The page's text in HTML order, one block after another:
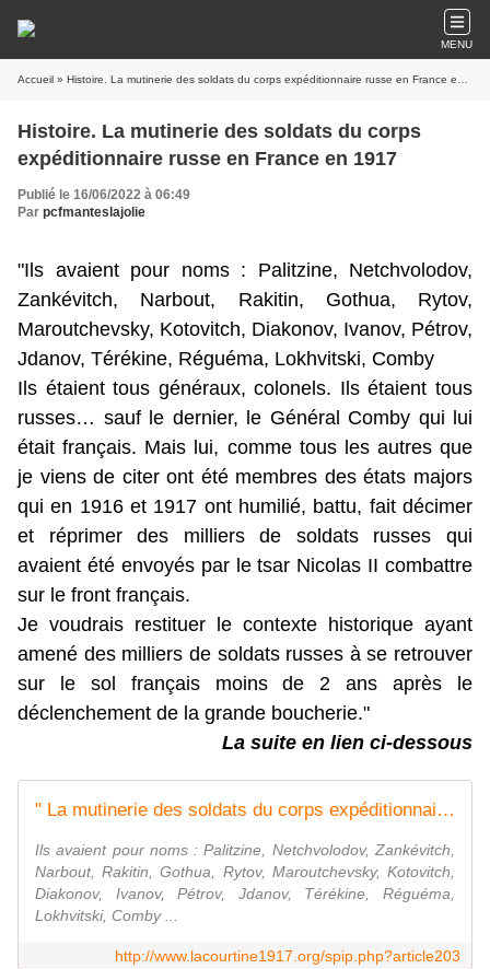
MENU
Accueil » Histoire. La mutinerie des soldats du corps expéditionnaire russe en France en 1917
Histoire. La mutinerie des soldats du corps
expéditionnaire russe en France en 1917
Publié le 16/06/2022 à 06:49
Par pcfmanteslajolie
"Ils avaient pour noms : Palitzine, Netchvolodov,
Zankévitch, Narbout, Rakitin, Gothua, Rytov,
Maroutchevsky, Kotovitch, Diakonov, Ivanov, Pétrov,
Jdanov, Térékine, Réguéma, Lokhvitski, Comby
Ils étaient tous généraux, colonels. Ils étaient tous
russes… sauf le dernier, le Général Comby qui lui
était français. Mais lui, comme tous les autres que
je viens de citer ont été membres des états majors
qui en 1916 et 1917 ont humilié, battu, fait décimer
et réprimer des milliers de soldats russes qui
avaient été envoyés par le tsar Nicolas II combattre
sur le front français.
Je voudrais restituer le contexte historique ayant
amené des milliers de soldats russes à se retrouver
sur le sol français moins de 2 ans après le
déclenchement de la grande boucherie."
La suite en lien ci-dessous
" La mutinerie des soldats du corps expéditionnaire russe en France en 1917 " - [La Courtine 1917]
Ils avaient pour noms : Palitzine, Netchvolodov, Zankévitch,
Narbout, Rakitin, Gothua, Rytov, Maroutchevsky, Kotovitch,
Diakonov, Ivanov, Pétrov, Jdanov, Térékine, Réguéma,
Lokhvitski, Comby ...
http://www.lacourtine1917.org/spip.php?article203